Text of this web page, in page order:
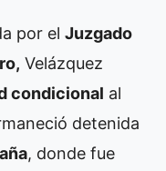
por el Juzgado
Velázquez
condicional al
detenida
, donde fue